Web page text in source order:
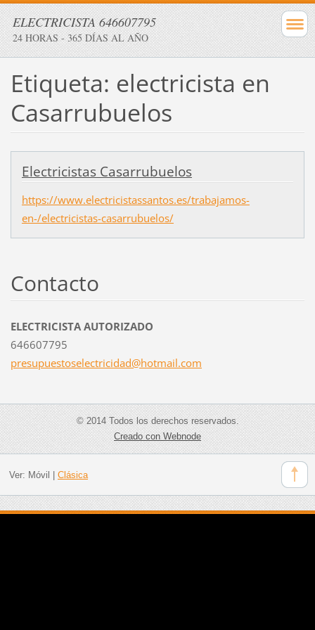
ELECTRICISTA 646607795
24 HORAS - 365 DÍAS AL AÑO
Etiqueta: electricista en
Casarrubuelos
Electricistas Casarrubuelos
https://www.electricistassantos.es/trabajamos-
en-/electricistas-casarrubuelos/
Contacto
ELECTRICISTA AUTORIZADO
646607795
presupuestoselectricidad@hotmail.com
© 2014 Todos los derechos reservados.
Creado con Webnode
Ver: Móvil Clásica